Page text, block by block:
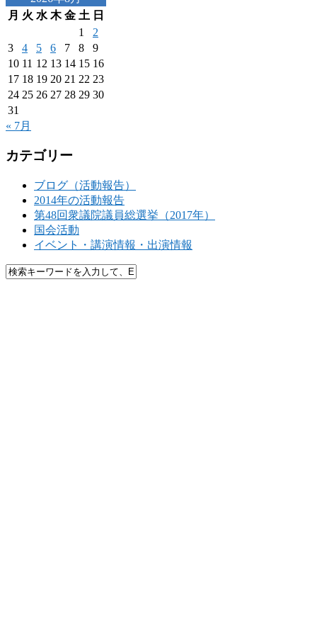
月 火 水 木 金 土 日
1
2
3
4 5 6 7 8
9
10 11 12 13 14 15 16
17 18 19 20 21 22 23
24 25 26 27 28 29 30
31
« 7月
カテゴリー
ブログ（活動報告）
2014年の活動報告
第48回衆議院議員総選挙（2017年）
国会活動
イベント・講演情報・出演情報